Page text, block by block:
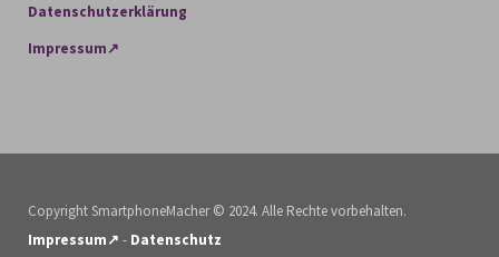
Datenschutzerklärung
Impressum↗
Copyright SmartphoneMacher © 2024. Alle Rechte vorbehalten.
Impressum↗ - Datenschutz